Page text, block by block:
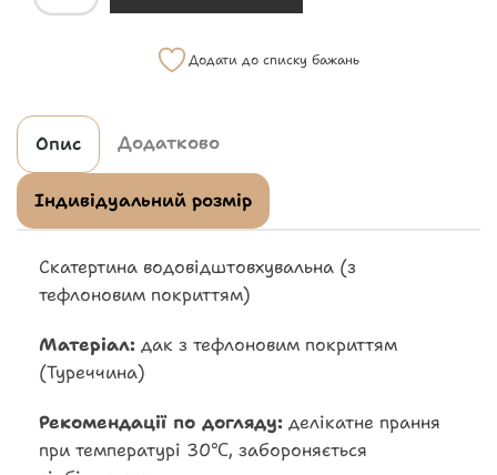
Додати до списку бажань
Опис Додатково
Індивідуальний розмір
Скатертина водовідштовхувальна (з
тефлоновим покриттям)
Матеріал: дак з тефлоновим покриттям
(Туреччина)
Рекомендації по догляду: делікатне прання
при температурі 30℃, забороняється